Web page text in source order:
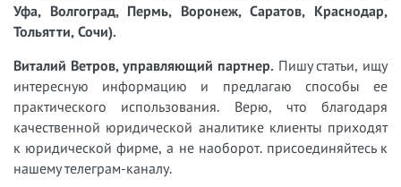
Уфа, Волгоград, Пермь, Воронеж, Саратов, Краснодар,
Тольятти, Сочи).
Виталий Ветров, управляющий партнер. Пишу статьи, ищу
интересную информацию и предлагаю способы ее
практического использования. Верю, что благодаря
качественной юридической аналитике клиенты приходят
к юридической фирме, а не наоборот. присоединяйтесь к
нашему телеграм-каналу.